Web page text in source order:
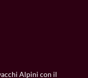
Alpini con il